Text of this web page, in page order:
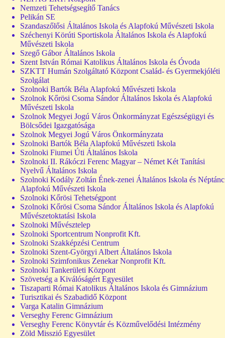
Nemzeti Tehetségsegítő Tanács
Pelikán SE
Szandaszőlősi Általános Iskola és Alapfokú Művészeti Iskola
Széchenyi Körúti Sportiskola Általános Iskola és Alapfokú
Művészeti Iskola
Szegő Gábor Általános Iskola
Szent István Római Katolikus Általános Iskola és Óvoda
SZKTT Humán Szolgáltató Központ Család- és Gyermekjóléti
Szolgálat
Szolnoki Bartók Béla Alapfokú Művészeti Iskola
Szolnok Kőrösi Csoma Sándor Általános Iskola és Alapfokú
Művészeti Iskola
Szolnok Megyei Jogú Város Önkormányzat Egészségügyi és
Bölcsődei Igazgatósága
Szolnok Megyei Jogú Város Önkormányzata
Szolnoki Bartók Béla Alapfokú Művészeti Iskola
Szolnoki Fiumei Úti Általános Iskola
Szolnoki II. Rákóczi Ferenc Magyar – Német Két Tanítási
Nyelvű Általános Iskola
Szolnoki Kodály Zoltán Ének-zenei Általános Iskola és Néptánc
Alapfokú Művészeti Iskola
Szolnoki Kőrösi Tehetségpont
Szolnoki Kőrösi Csoma Sándor Általános Iskola és Alapfokú
Művészetoktatási Iskola
Szolnoki Művésztelep
Szolnoki Sportcentrum Nonprofit Kft.
Szolnoki Szakképzési Centrum
Szolnoki Szent-Györgyi Albert Általános Iskola
Szolnoki Szimfonikus Zenekar Nonprofit Kft.
Szolnoki Tankerületi Központ
Szövetség a Kiválóságért Egyesület
Tiszaparti Római Katolikus Általános Iskola és Gimnázium
Turisztikai és Szabadidő Központ
Varga Katalin Gimnázium
Verseghy Ferenc Gimnázium
Verseghy Ferenc Könyvtár és Közművelődési Intézmény
Zöld Misszió Egyesület